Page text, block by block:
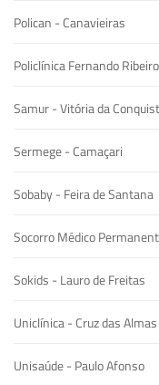
Polican - Canavieiras
Policlínica Fernando
Samur - Vitória da
Sermege - Camaçari
Sobaby - Feira de Santana
Socorro Médico
Sokids - Lauro de Freitas
Uniclínica - Cruz das Almas
Unisaúde - Paulo Afonso